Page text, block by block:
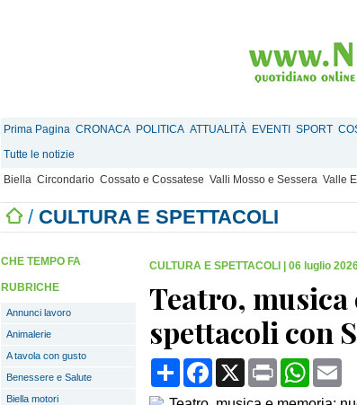
Prima Pagina CRONACA POLITICA ATTUALITÀ EVENTI SPORT
Tutte le notizie
Biella Circondario Cossato e Cossatese Valli Mosso e Sessera Valle
/ CULTURA E SPETTACOLI
CHE TEMPO FA
RUBRICHE
Annunci lavoro
Animalerie
A tavola con gusto
Benessere e Salute
Biella motori
CULTURA E SPETTACOLI 06 luglio
Teatro,
spettacoli con
CondividiFacebook
X Print